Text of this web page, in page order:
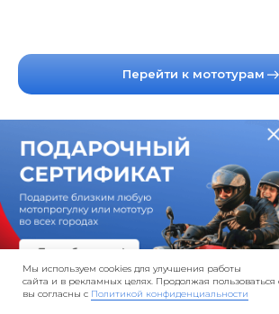
Перейти к мототурам
LET'S GO!
Мы используем cookies для улучшения работы
сайта и в рекламных целях. Продолжая пользоваться
вы согласны с Политикой конфиденциальности